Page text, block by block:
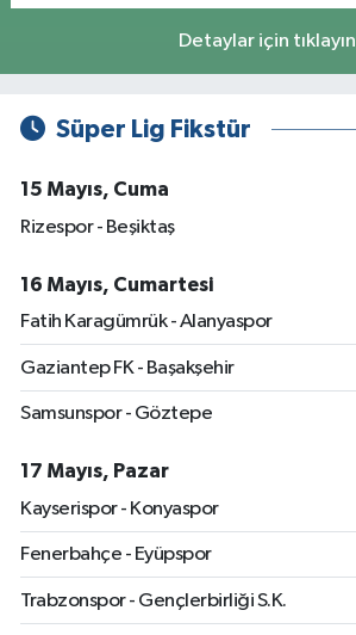
Detaylar için tıklayın
Süper Lig Fikstür
15 Mayıs, Cuma
Rizespor - Beşiktaş
16 Mayıs, Cumartesi
Fatih Karagümrük - Alanyaspor
Gaziantep FK - Başakşehir
Samsunspor - Göztepe
17 Mayıs, Pazar
Kayserispor - Konyaspor
Fenerbahçe - Eyüpspor
Trabzonspor - Gençlerbirliği S.K.